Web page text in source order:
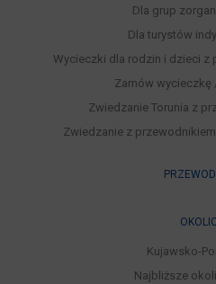
Dla grup
Dla turystów
Wycieczki dla rodzin i dzieci z
Zamów wycieczkę
Zwiedzanie Torunia z
Zwiedzanie z
Kujawsko-
Najbliższe